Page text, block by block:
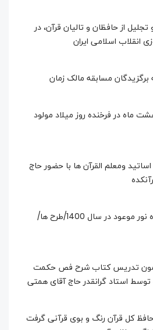
از حافظان و تالیان قرآن، در
انقلاب اسلامی ایران
برگزیدگان مسابقه مالک زمان
ماه در فرخنده روز میلاد مولود
ومعلم القرآن ها با حضور حاج
شروع فعالیت های قرآنکده نور موعود در سال 1400/طرح ها/
تدریس کتاب شرح فص حکمت
استاد گرانقدر حاج آقای همتی
حافظ کل قرآن رنگ و بوی قرآنی گرفت